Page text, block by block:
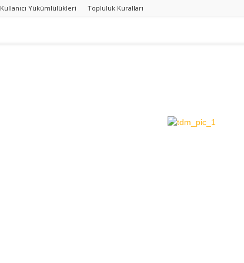
Kullanıcı Yükümlülükleri Topluluk Kuralları